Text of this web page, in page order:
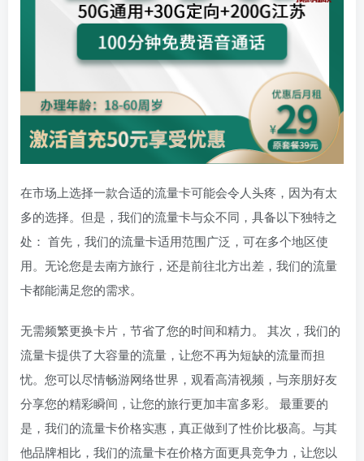
在市场上选择一款合适的流量卡可能会令人头疼，因为有太
多的选择。但是，我们的流量卡与众不同，具备以下独特之
处： 首先，我们的流量卡适用范围广泛，可在多个地区使
用。无论您是去南方旅行，还是前往北方出差，我们的流量
卡都能满足您的需求。
无需频繁更换卡片，节省了您的时间和精力。 其次，我们的
流量卡提供了大容量的流量，让您不再为短缺的流量而担
忧。您可以尽情畅游网络世界，观看高清视频，与亲朋好友
分享您的精彩瞬间，让您的旅行更加丰富多彩。 最重要的
是，我们的流量卡价格实惠，真正做到了性价比极高。与其
他品牌相比，我们的流量卡在价格方面更具竞争力，让您以